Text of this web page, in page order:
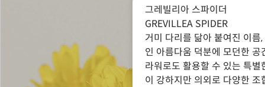
그레빌리아 스파이더
GREVILLEA SPIDER
거미 다리를 닮아 붙여진 이
인 아름다움 덕분에 모던한
라워로도 활용할 수 있는 특
이 강하지만 의외로 다양한